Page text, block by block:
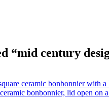
“mid century